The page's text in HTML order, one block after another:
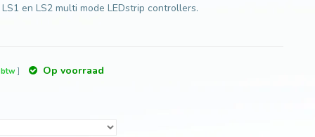
en LS2 multi mode LEDstrip controllers.
btw] Op voorraad